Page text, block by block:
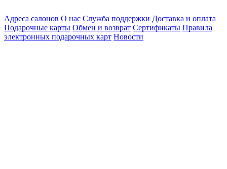
Адреса салонов О нас Служба поддержки Доставка и оплата
Подарочные карты Обмен и возврат Сертификаты Правила
электронных подарочных карт Новости